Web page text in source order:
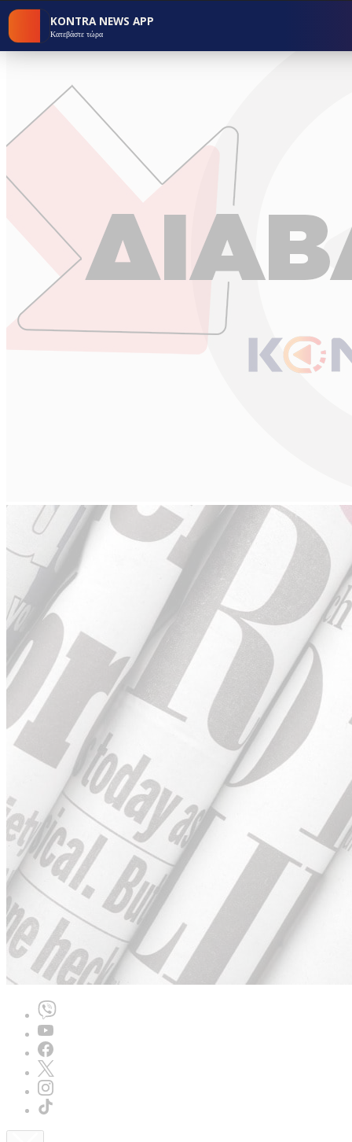
KONTRA NEWS APP
Κατεβάστε τώρα